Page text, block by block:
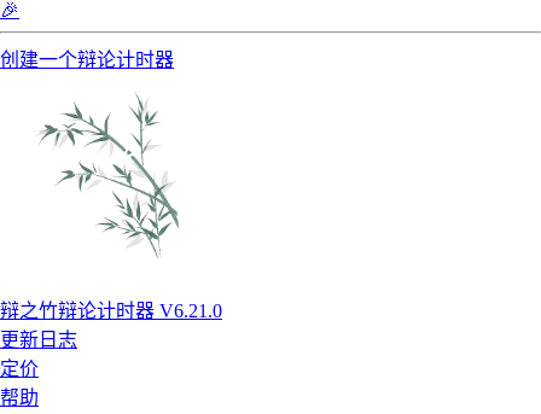
🎉
创建一个辩论计时器
辩之竹辩论计时器 V6.21.0
更新日志
定价
帮助